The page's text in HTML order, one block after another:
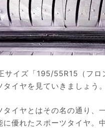
サイズ「195/55R15（フ
イヤを見ていきましょう。
タイヤとはその名の通り、
優れたスポーツタイヤ。